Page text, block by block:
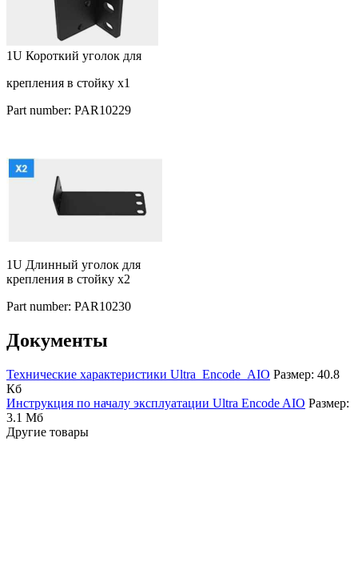
1U Короткий уголок для
крепления в стойку x1
Part number: PAR10229
1U Длинный уголок для
крепления в стойку x2
Part number: PAR10230
Документы
Технические характеристики Ultra_Encode_AIO Размер: 40.8
Кб
Инструкция по началу эксплуатации Ultra Encode AIO Размер:
3.1 Мб
Другие товары